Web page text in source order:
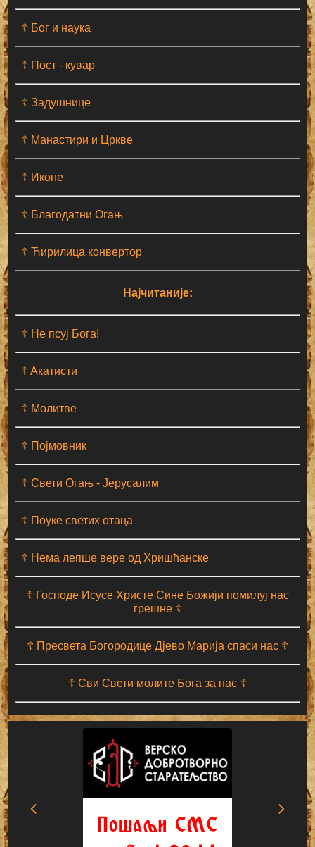
☦ Бог и наука
☦ Пост - кувар
☦ Задушнице
☦ Манастири и Цркве
☦ Иконе
☦ Благодатни Огањ
☦ Ћирилица конвертор
Најчитаније:
☦ Не псуј Бога!
☦ Aкатисти
☦ Молитве
☦ Појмовник
☦ Свети Огањ - Јерусалим
☦ Поуке светих отаца
☦ Нема лепше вере од Хришћанске
☦ Господе Исусе Христе Сине Божији помилуј нас
грешне ☦
☦ Пресвета Богородице Дјево Марија спаси нас ☦
☦ Сви Свети молите Бога за нас ☦